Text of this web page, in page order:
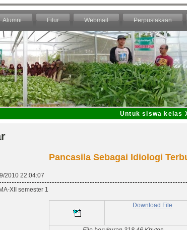
Alumni Fitur Webmail Perpustakaan
Untuk siswa kelas
Pancasila Sebagai Idiologi
2010 22:04:07
XII semester 1
Download File